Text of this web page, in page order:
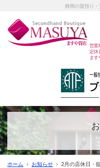
静岡の質預り
営業
定休
ます
ホーム お知らせ 2月の店休日・